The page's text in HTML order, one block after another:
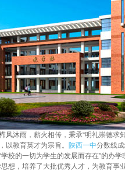
风沐雨，薪火相传，秉承“明礼崇德求
以教育英才为宗旨。 陕西一中分数线
校的一切为学生的发展而存在”的办学
思想，培养了大批优秀人才，为教育事